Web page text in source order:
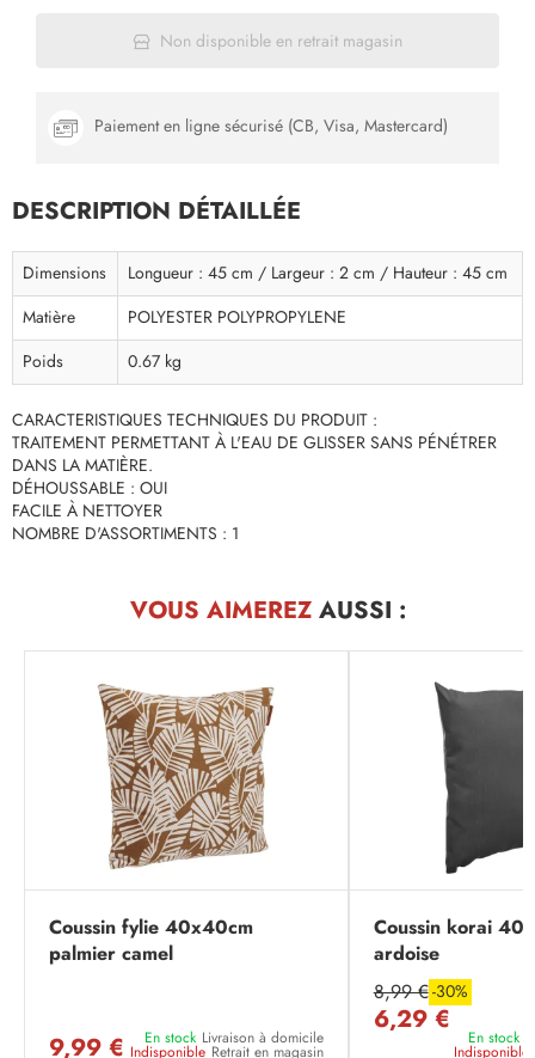
Non disponible en retrait magasin
Paiement en ligne sécurisé (CB, Visa, Mastercard)
DESCRIPTION DÉTAILLÉE
Dimensions
Longueur : 45 cm / Largeur : 2 cm / Hauteur : 45 cm
Matière
POLYESTER POLYPROPYLENE
Poids
0.67 kg
CARACTERISTIQUES TECHNIQUES DU PRODUIT :
TRAITEMENT PERMETTANT À L'EAU DE GLISSER SANS PÉNÉTRER
DANS LA MATIÈRE.
DÉHOUSSABLE : OUI
FACILE À NETTOYER
NOMBRE D'ASSORTIMENTS : 1
VOUS AIMEREZAUSSI :
Coussin fylie 40x40cm
palmier camel
9,99 € En stock Livraison à domicile
Indisponible Retrait en magasin
Coussin korai
ardoise
8,99 €-30%
6,29 €
En stock
Indisponible